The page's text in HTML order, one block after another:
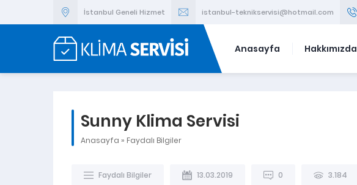
İstanbul Geneli Hizmet istanbul-teknikservisi@hotmail.com
Anasayfa Hakkımızda
Sunny Klima Servisi
Anasayfa » Faydalı Bilgiler
Faydalı Bilgiler 13.03.2019 0 3.184